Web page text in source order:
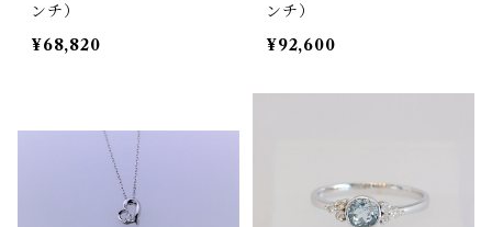
ンチ）
¥68,820
ンチ）
¥92,600